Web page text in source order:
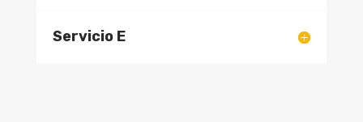
Servicio E